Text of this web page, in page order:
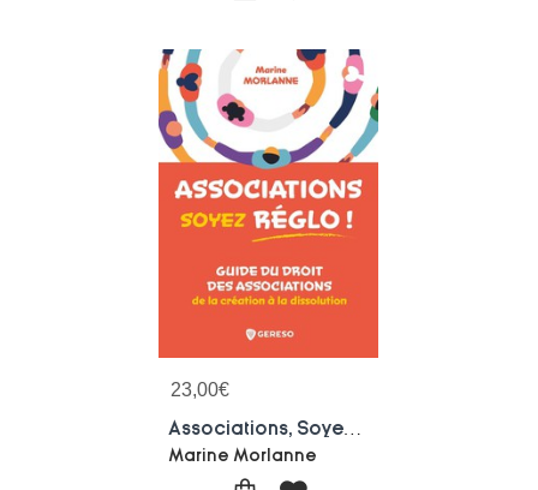
23,00€
Marine Morlanne